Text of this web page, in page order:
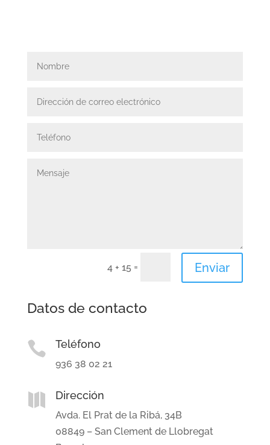
4 + 15 = Enviar
Datos de contacto
 Teléfono
936 38 02 21
 Dirección
Avda. El Prat de la Ribá, 34B
08849 – San Clement de Llobregat